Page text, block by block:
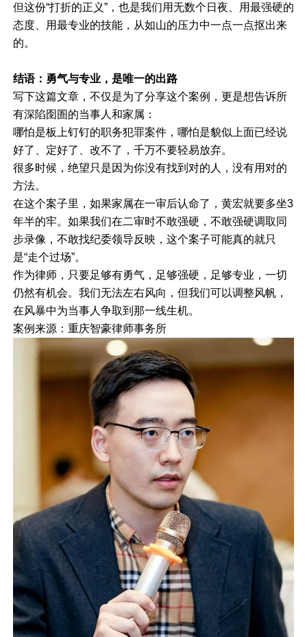
但这份“打折的正义”，也是我们用无数个日夜、用最强硬的
态度、用最专业的技能，从如山的压力中一点一点抠出来
的。
结语：勇气与专业，是唯一的出路
写下这篇文章，不仅是为了分享这个案例，更是想告诉所
有深陷囹圄的当事人和家属：
哪怕是板上钉钉的职务犯罪案件，哪怕是貌似上面已经说
好了、定好了、改不了，千万不要轻易放弃。
很多时候，绝望只是因为你没有找到对的人，没有用对的
方法。
在这个案子里，如果家属在一审后认命了，黄宏就要多坐3
年半的牢。如果我们在二审时不敢强硬，不敢强硬调取同
步录像，不敢找纪委领导反映，这个案子可能真的就只
是“走个过场”。
作为律师，只要足够有勇气，足够强硬，足够专业，一切
仍然有机会。我们无法左右风向，但我们可以调整风帆，
在风暴中为当事人争取到那一线生机。
案例来源：重庆智豪律师事务所